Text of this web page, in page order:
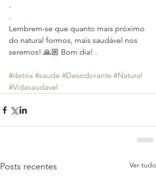
.
.
Lembrem-se que quanto mais próximo
do natural formos, mais saudável nos
seremos! 🙏🏼 Bom dia! .
#detox #saude #Desodorante #Natural
#Vidasaudavel
Posts recentes Ver tudo